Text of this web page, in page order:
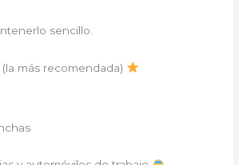
sencillo.
más recomendada)